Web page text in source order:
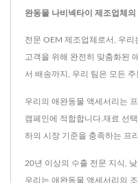
완동물 나비넥타이 제조업체
전문 OEM 제조업체로서, 우리
고객을 위해 완전히 맞춤화된
서 배송까지, 우리 팀은 모든
우리의 애완동물 액세서리는
캠페인에 적합합니다.재료 선
하의 시장 기준을 충족하는 프
20년 이상의 수출 전문 지식,
우리는 애완동물 액세서리의